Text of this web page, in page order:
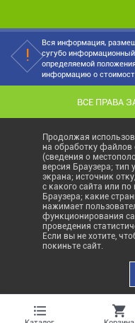
Вся информация,
сугубо информационный
определяемой
информацию о
ВСЕ ПРАВА
Продолжая
на обработку файлов
(сведения о
версия Браузера; тип
экрана; источник
с какого сайта или
Браузера; какие
нажимает
функционирования
проведения
Если вы не хотите,
покиньте сайт.